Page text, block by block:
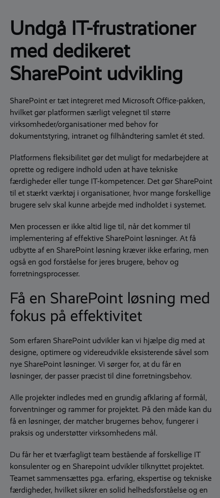
Undgå IT-frustrationer
med dedikeret
SharePoint udvikling
SharePoint er tæt integreret med Microsoft Office-pakken,
hvilket gør platformen særligt velegnet til større
virksomheder/organisationer med behov for
dokumentstyring, intranet og filhåndtering samlet ét sted.
Platformens fleksibilitet gør det muligt for medarbejdere at
oprette og redigere indhold uden at have tekniske
færdigheder eller tunge IT-kompetencer. Det gør SharePoint
til et stærkt værktøj i organisationer, hvor mange forskellige
brugere selv skal kunne arbejde med indholdet i systemet.
Men processen er ikke altid lige til, når det kommer til
implementering af effektive SharePoint løsninger. At få
udbytte af en SharePoint løsning kræver ikke erfaring, men
også en god forståelse for jeres brugere, behov og
forretningsprocesser.
Få en SharePoint løsning med
fokus på effektivitet
Som erfaren SharePoint udvikler kan vi hjælpe dig med at
designe, optimere og videreudvikle eksisterende såvel som
nye SharePoint løsninger. Vi sørger for, at du får en
løsninger, der passer præcist til dine forretningsbehov.
Alle projekter indledes med en grundig afklaring af formål,
forventninger og rammer for projektet. På den måde kan du
få en løsninger, der matcher brugernes behov, fungerer i
praksis og understøtter virksomhedens mål.
Du får her et tværfagligt team bestående af forskellige IT
konsulenter og en Sharepoint udvikler tilknyttet projektet.
Teamet sammensættes pga. erfaring, ekspertise og tekniske
færdigheder, hvilket sikrer en solid helhedsforståelse og en